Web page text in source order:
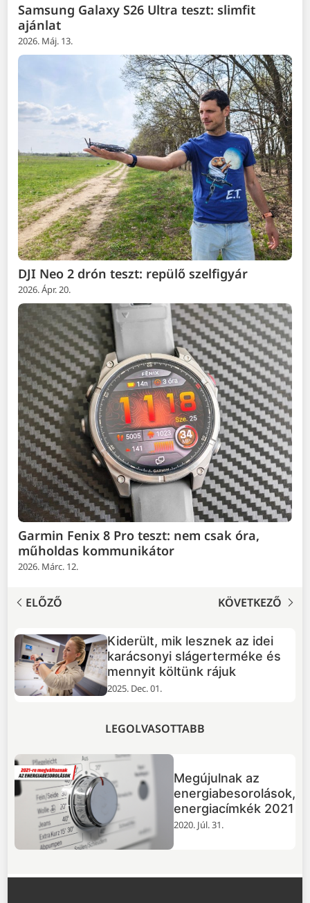
Samsung Galaxy S26 Ultra teszt: slimfit
ajánlat
2026. Máj. 13.
DJI Neo 2 drón teszt: repülő szelfigyár
2026. Ápr. 20.
Garmin Fenix 8 Pro teszt: nem csak óra,
műholdas kommunikátor
2026. Márc. 12.
ELŐZŐ KÖVETKEZŐ
lesznek az idei
slágerterméke és
rájuk
Huawei Pura
Ultra teszt: a
élmezőnye
LEGOLVASOTTABB
Megújulnak az
energiabesorolások,
energiacímkék 2021
2020. Júl. 31.